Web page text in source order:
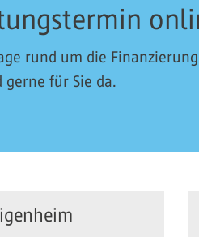
rund um die
für Sie da.